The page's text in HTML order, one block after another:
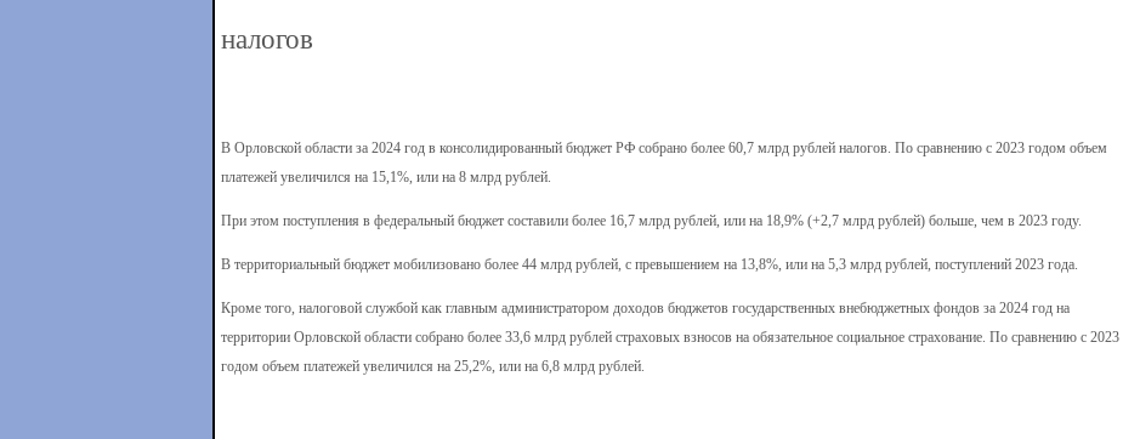
налогов
В Орловской области за 2024 год в консолидированный бюджет РФ собрано более 60,7 млрд рублей налогов. По сравнению с 2023 годом объем
платежей увеличился на 15,1%, или на 8 млрд рублей.
При этом поступления в федеральный бюджет составили более 16,7 млрд рублей, или на 18,9% (+2,7 млрд рублей) больше, чем в 2023 году.
В территориальный бюджет мобилизовано более 44 млрд рублей, с превышением на 13,8%, или на 5,3 млрд рублей, поступлений 2023 года.
Кроме того, налоговой службой как главным администратором доходов бюджетов государственных внебюджетных фондов за 2024 год на
территории Орловской области собрано более 33,6 млрд рублей страховых взносов на обязательное социальное страхование. По сравнению с 2023
годом объем платежей увеличился на 25,2%, или на 6,8 млрд рублей.